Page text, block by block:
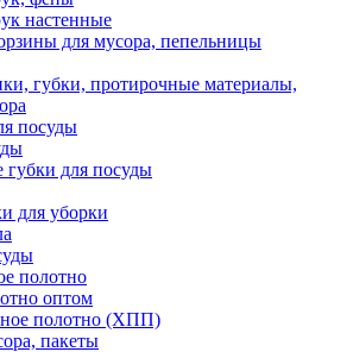
настенные
для мусора, пепельницы
губки, протирочные материалы,
посуды
губки для посуды
для уборки
полотно
оптом
полотно (ХПП)
пакеты